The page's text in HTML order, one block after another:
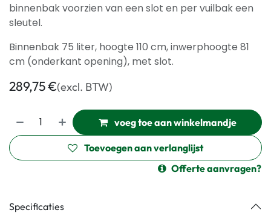
binnenbak voorzien van een slot en per vuilbak een
sleutel.
Binnenbak 75 liter, hoogte 110 cm, inwerphoogte 81
cm (onderkant opening), met slot.
289,75€(excl. BTW)
voeg toe aan winkelmandje
Toevoegen aan verlanglijst
Offerte aanvragen?
Specificaties